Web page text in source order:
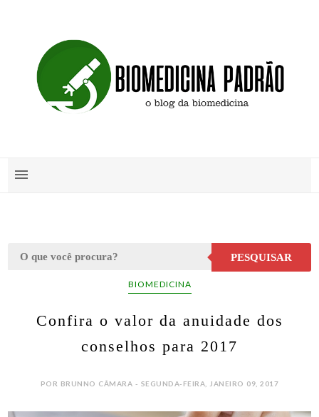
PESQUISAR
BIOMEDICINA
Confira o valor da anuidade dos
conselhos para 2017
POR BRUNNO CÂMARA - SEGUNDA-FEIRA, JANEIRO 09, 2017